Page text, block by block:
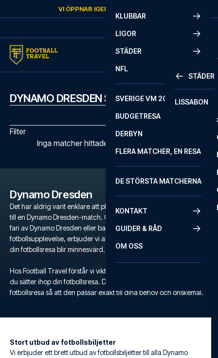
VI ÖPPNAR IGEN
KLUBBAR
LIGOR
STÄDER
STÄDER
LISSABON
NFL
SVERIGE VM 2026
BUDGETRESA
DERBYN
FLERA MATCHER, EN RESA
DE STÖRSTA MATCHERNA
KONTAKT
GUIDER & RÅD
OM OSS
DYNAMO DRESDEN SPELSCHEMA
Filter
Inga matcher hittades med de valda filtren
Dynamo Dresden
Det har aldrig varit enklare att planera en oförglömlig fotbollsresa
till en Dynamo Dresden-match. Oavsett om du är en dedikerad
fan av Dynamo Dresden eller bara letar efter en unik
fotbollsupplevelse, erbjuder vi allt du behöver för att säkerställa att
din fotbollsresa blir minnesvärd.
Hos Football Travel förstår vi vikten av flexibilitet och komfort när
du sätter ihop din fotbollsresa. Därför kan du skräddarsy din egen
fotbollsresa så att den passar exakt till dina behov och önskemål.
Stort utbud av fotbollsbiljetter
Vi erbjuder ett brett utbud av fotbollsbiljetter till alla Dynamo